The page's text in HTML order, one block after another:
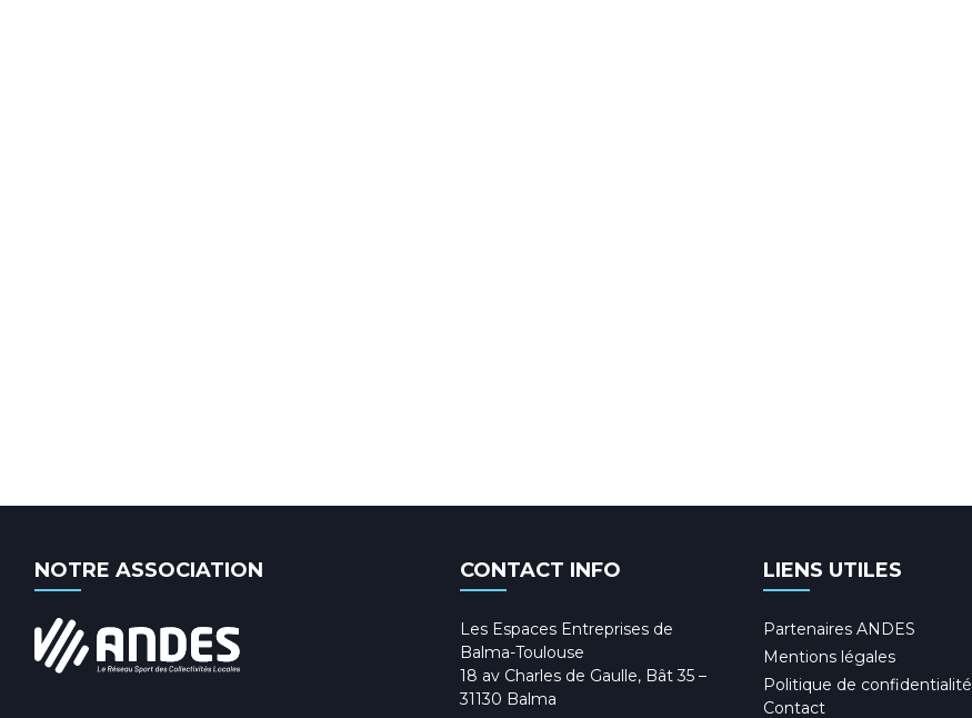
NOTRE ASSOCIATION CONTACT INFO
Les Espaces Entreprises de
Balma-Toulouse
18 av Charles de Gaulle, Bât 35 –
31130 Balma
LIENS UTILES
Partenaires ANDES
Mentions légales
Politique de confidentialité
Contact